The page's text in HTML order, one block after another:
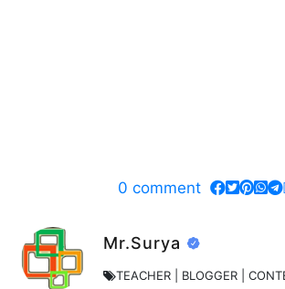
0 comment
Mr.Surya
TEACHER | BLOGGER |